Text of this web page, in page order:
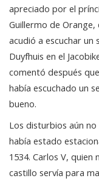
apreciado por el
Guillermo de Orange,
acudió a escuchar un
Duyfhuis en el
comentó después
había escuchado un
bueno.
Los disturbios aún
había estado
1534. Carlos V,
castillo servía para